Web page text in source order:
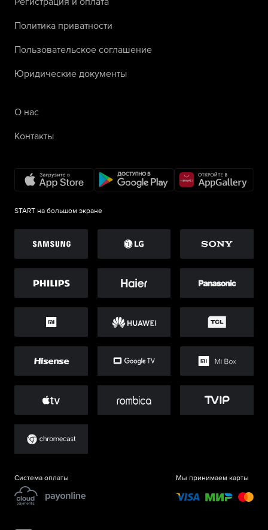
Политика приватности
Пользовательское соглашение
Юридические документы
О нас
Контакты
START на большом экране
Система оплаты Мы принимаем карты